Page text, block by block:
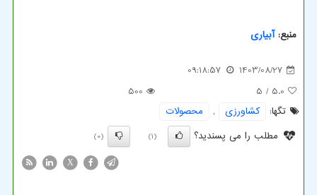
منبع:آبیاری
1403/08/27
09:18:57
5.0
/ 5
500
تگها:
كشاورزی ,
محصولات
مطلب را می پسندید؟
(1)
(0)
X